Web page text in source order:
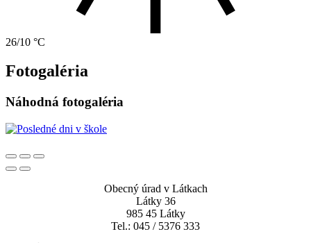
26/10 °C
Fotogaléria
Náhodná fotogaléria
Obecný úrad v Látkach
Látky 36
985 45 Látky
Tel.: 045 / 5376 333